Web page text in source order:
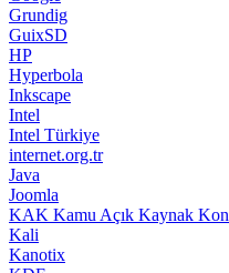
Grundig
GuixSD
HP
Hyperbola
Inkscape
Intel
Intel Türkiye
internet.org.tr
Java
Joomla
KAK Kamu Açık Kaynak
Kali
Kanotix